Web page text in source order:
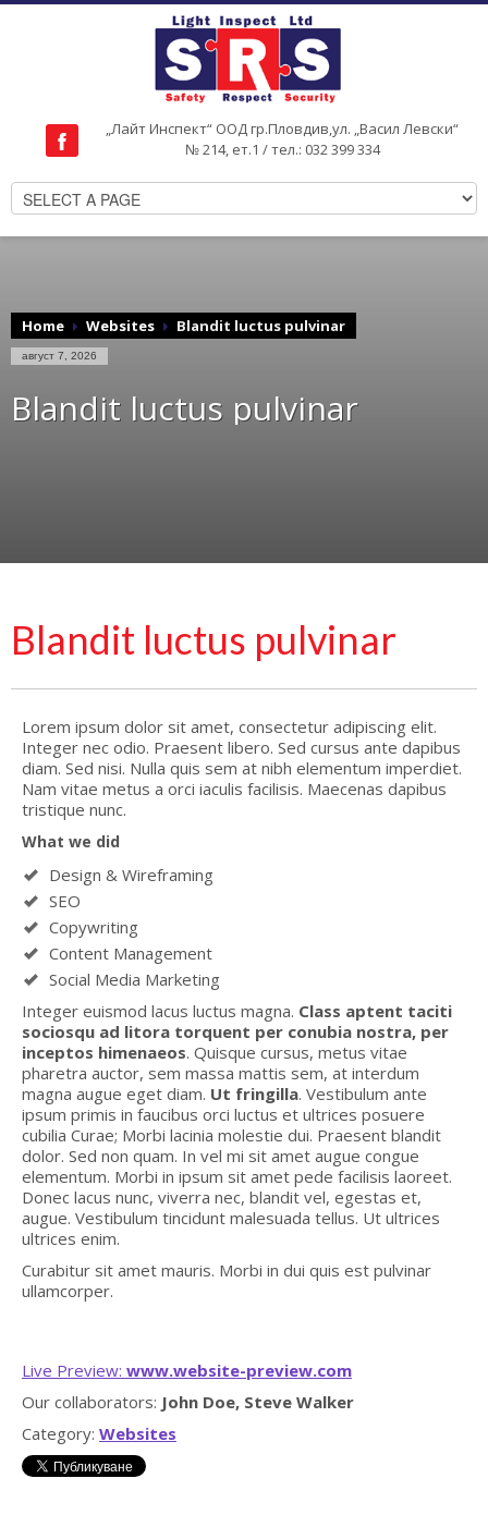
„Лайт Инспект“ ООД гр.Пловдив,ул. „Васил Левски“
№ 214, ет.1 / тел.: 032 399 334
Home Websites Blandit luctus pulvinar
август 7, 2026
Blandit luctus pulvinar
Blandit luctus pulvinar
Lorem ipsum dolor sit amet, consectetur adipiscing elit.
Integer nec odio. Praesent libero. Sed cursus ante dapibus
diam. Sed nisi. Nulla quis sem at nibh elementum imperdiet.
Nam vitae metus a orci iaculis facilisis. Maecenas dapibus
tristique nunc.
What we did
Design & Wireframing
SEO
Copywriting
Content Management
Social Media Marketing
Integer euismod lacus luctus magna. Class aptent taciti
sociosqu ad litora torquent per conubia nostra, per
inceptos himenaeos. Quisque cursus, metus vitae
pharetra auctor, sem massa mattis sem, at interdum
magna augue eget diam. Ut fringilla. Vestibulum ante
ipsum primis in faucibus orci luctus et ultrices posuere
cubilia Curae; Morbi lacinia molestie dui. Praesent blandit
dolor. Sed non quam. In vel mi sit amet augue congue
elementum. Morbi in ipsum sit amet pede facilisis laoreet.
Donec lacus nunc, viverra nec, blandit vel, egestas et,
augue. Vestibulum tincidunt malesuada tellus. Ut ultrices
ultrices enim.
Curabitur sit amet mauris. Morbi in dui quis est pulvinar
ullamcorper.
Live Preview: www.website-preview.com
Our collaborators: John Doe, Steve Walker
Category: Websites